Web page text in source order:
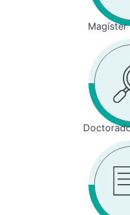
Magíster